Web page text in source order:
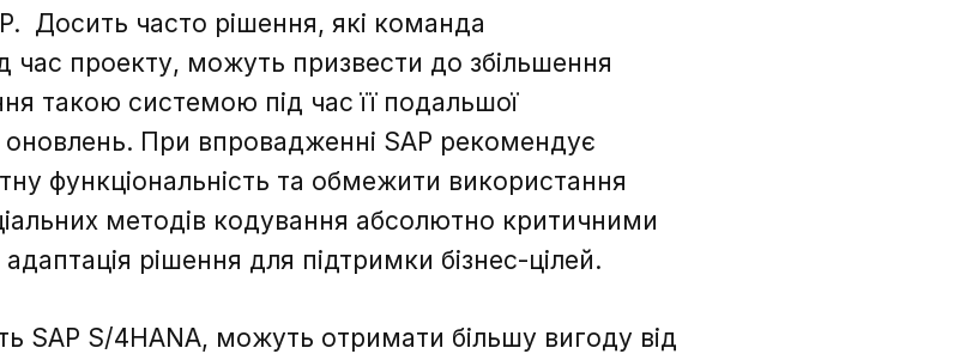
Досить часто рішення, які команда
час проекту, можуть призвести до збільшення
такою системою під час її подальшої
оновлень. При впровадженні SAP рекомендує
функціональність та обмежити використання
методів кодування абсолютно критичними
рішення для підтримки бізнес-цілей.
SAP S/4HANA, можуть отримати більшу вигоду від